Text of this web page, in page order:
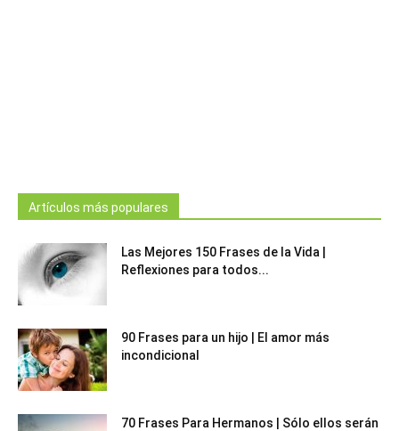
Artículos más populares
Las Mejores 150 Frases de la Vida |
Reflexiones para todos...
90 Frases para un hijo | El amor más
incondicional
70 Frases Para Hermanos | Sólo ellos serán